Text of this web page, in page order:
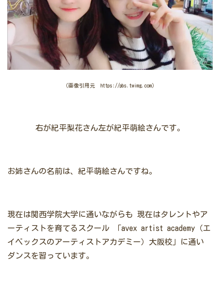
（画像引用元 https://pbs.twimg.com）
右が紀平梨花さん左が紀平萌絵さんです。
お姉さんの名前は、紀平萌絵さんですね。
現在は関西学院大学に通いながらも
現在はタレントやア
ーティストを育てるスクール 「avex artist academy（エ
イベックスのアーティストアカデミー）大阪校」に通い
ダンスを習っています。